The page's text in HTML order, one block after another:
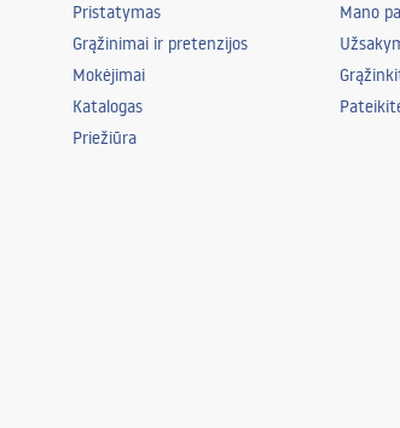
Pristatymas
Grąžinimai ir pretenzijos
Mokėjimai
Katalogas
Priežiūra
Mano